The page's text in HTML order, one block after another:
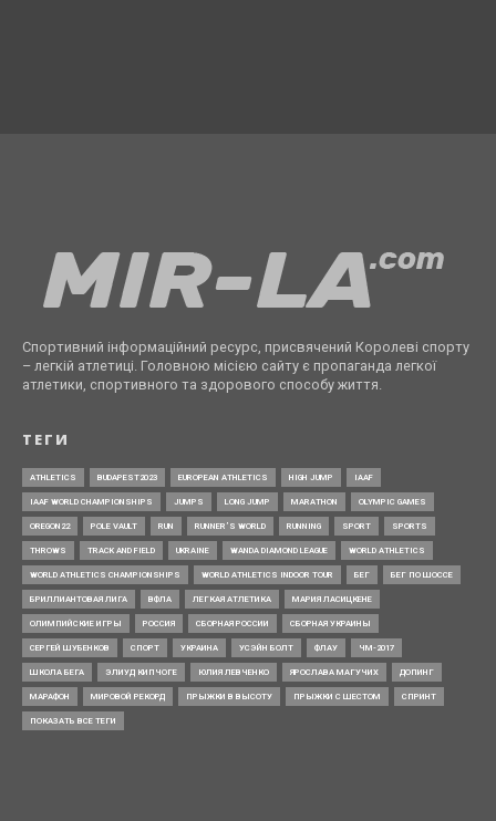
Спортивний інформаційний ресурс, присвячений Королеві спорту
– легкій атлетиці. Головною місією сайту є пропаганда легкої
атлетики, спортивного та здорового способу життя.
ТЕГИ
ATHLETICS BUDAPEST2023 EUROPEAN ATHLETICS HIGH JUMP IAAF
IAAF WORLD CHAMPIONSHIPS JUMPS LONG JUMP MARATHON OLYMPIC GAMES
OREGON22 POLE VAULT RUN RUNNER’S WORLD RUNNING SPORT SPORTS
THROWS TRACK AND FIELD UKRAINE WANDA DIAMOND LEAGUE WORLD ATHLETICS
WORLD ATHLETICS CHAMPIONSHIPS WORLD ATHLETICS INDOOR TOUR БЕГ БЕГ ПО ШОССЕ
БРИЛЛИАНТОВАЯ ЛИГА ВФЛА ЛЕГКАЯ АТЛЕТИКА МАРИЯ ЛАСИЦКЕНЕ
ОЛИМПИЙСКИЕ ИГРЫ РОССИЯ СБОРНАЯ РОССИИ СБОРНАЯ УКРАИНЫ
СЕРГЕЙ ШУБЕНКОВ СПОРТ УКРАИНА УСЭЙН БОЛТ ФЛАУ ЧМ-2017
ШКОЛА БЕГА ЭЛИУД КИПЧОГЕ ЮЛИЯ ЛЕВЧЕНКО ЯРОСЛАВА МАГУЧИХ ДОПИНГ
МАРАФОН МИРОВОЙ РЕКОРД ПРЫЖКИ В ВЫСОТУ ПРЫЖКИ С ШЕСТОМ СПРИНТ
ПОКАЗАТЬ ВСЕ ТЕГИ